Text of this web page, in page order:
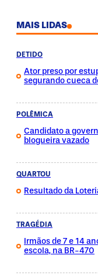
MAIS LIDAS
DETIDO
Ator preso por
segurando cueca
POLÊMICA
Candidato a
blogueira vazado
QUARTOU
Resultado da
TRAGÉDIA
Irmãos de 7 e 14
escola, na BR-470